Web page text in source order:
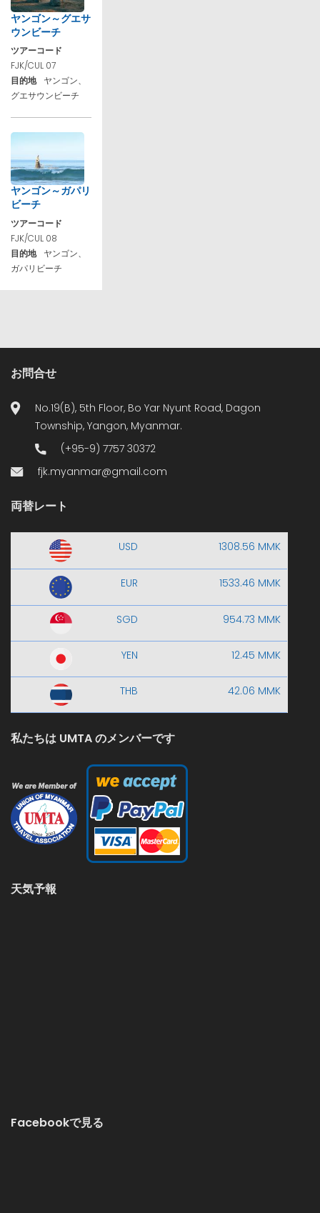
ヤンゴン～グエサ
ウンビーチ
ツアーコード
FJK/CUL 07
目的地
ヤンゴン、
グエサウンビーチ
ヤンゴン～ガパリ
ビーチ
ツアーコード
FJK/CUL 08
目的地
ヤンゴン、
ガパリビーチ
お問合せ
No.19(B), 5th Floor, Bo Yar Nyunt Road, Dagon
Township, Yangon, Myanmar.
(+95-9) 7757 30372
fjk.myanmar@gmail.com
両替レート
USD 1308.56 MMK
EUR 1533.46 MMK
SGD 954.73 MMK
YEN 12.45 MMK
THB 42.06 MMK
私たちは UMTA のメンバーです
天気予報
Facebookで見る